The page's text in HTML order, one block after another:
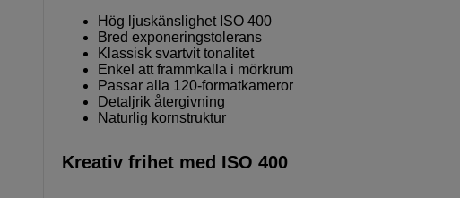
Hög ljuskänslighet ISO 400
Bred exponeringstolerans
Klassisk svartvit tonalitet
Enkel att frammkalla i mörkrum
Passar alla 120-formatkameror
Detaljrik återgivning
Naturlig kornstruktur
Kreativ frihet med ISO 400